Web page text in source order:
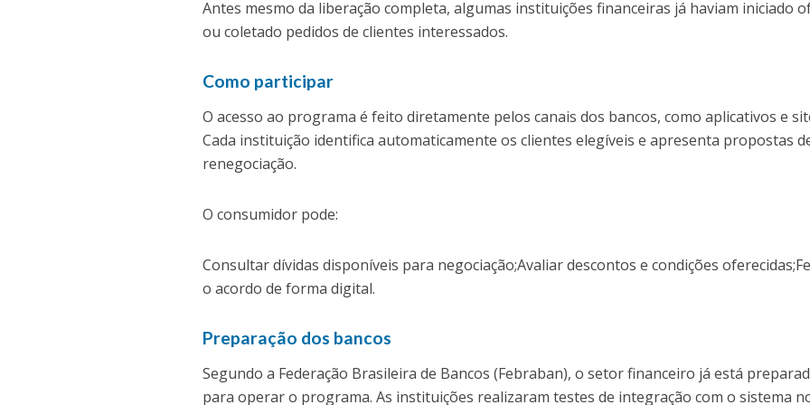
Antes mesmo da liberação completa, algumas instituições financeiras já haviam iniciado
ou coletado pedidos de clientes interessados.
Como participar
O acesso ao programa é feito diretamente pelos canais dos bancos, como aplicativos e
Cada instituição identifica automaticamente os clientes elegíveis e apresenta propostas
renegociação.
O consumidor pode:
Consultar dívidas disponíveis para negociação;Avaliar descontos e condições
o acordo de forma digital.
Preparação dos bancos
Segundo a Federação Brasileira de Bancos (Febraban), o setor financeiro já está
para operar o programa. As instituições realizaram testes de integração com o sistema